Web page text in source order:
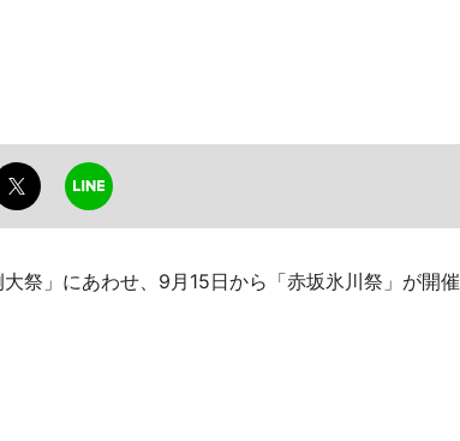
祭」にあわせ、9月15日から「赤坂氷川祭」が開催